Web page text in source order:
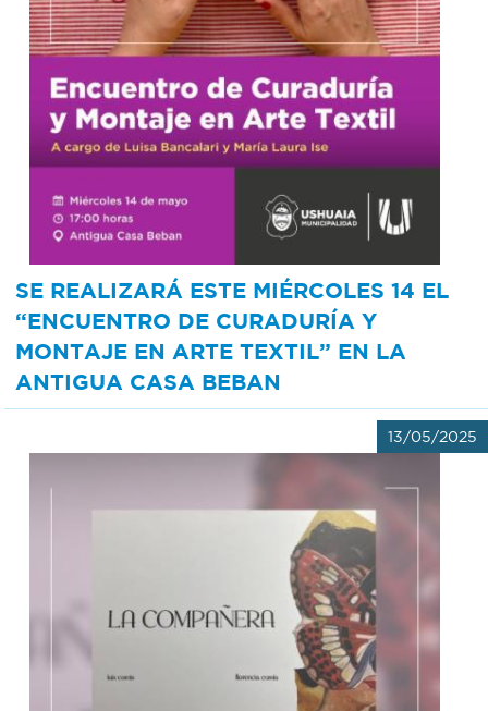
SUBE
SE REALIZARÁ ESTE MIÉRCOLES 14 EL
“ENCUENTRO DE CURADURÍA Y
MONTAJE EN ARTE TEXTIL” EN LA
ANTIGUA CASA BEBAN
13/05/2025